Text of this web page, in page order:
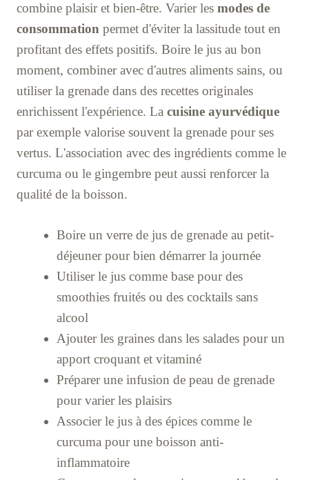
combine plaisir et bien-être. Varier les modes de
consommation permet d'éviter la lassitude tout en
profitant des effets positifs. Boire le jus au bon
moment, combiner avec d'autres aliments sains, ou
utiliser la grenade dans des recettes originales
enrichissent l'expérience. La cuisine ayurvédique
par exemple valorise souvent la grenade pour ses
vertus. L'association avec des ingrédients comme le
curcuma ou le gingembre peut aussi renforcer la
qualité de la boisson.
Boire un verre de jus de grenade au petit-
déjeuner pour bien démarrer la journée
Utiliser le jus comme base pour des
smoothies fruités ou des cocktails sans
alcool
Ajouter les graines dans les salades pour un
apport croquant et vitaminé
Préparer une infusion de peau de grenade
pour varier les plaisirs
Associer le jus à des épices comme le
curcuma pour une boisson anti-
inflammatoire